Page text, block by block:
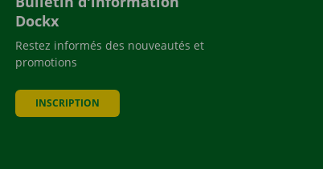
Dockx
Restez informés des nouveautés et
promotions
INSCRIPTION